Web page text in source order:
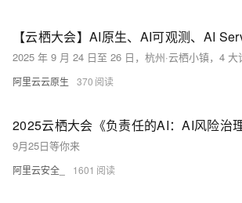
阿里云云原生 370
9月25日等你来
阿里云安全_ 1601